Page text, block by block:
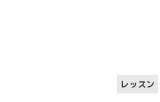
レッスン